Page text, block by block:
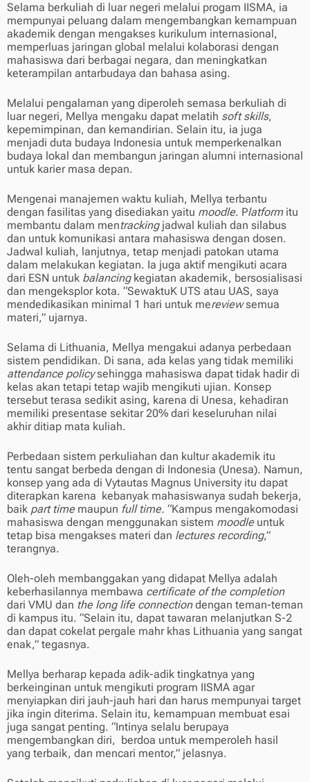
Selama berkuliah di luar negeri melalui progam IISMA, ia
mempunyai peluang dalam mengembangkan kemampuan
akademik dengan mengakses kurikulum internasional,
memperluas jaringan global melalui kolaborasi dengan
mahasiswa dari berbagai negara, dan meningkatkan
keterampilan antarbudaya dan bahasa asing.
Melalui pengalaman yang diperoleh semasa berkuliah di
luar negeri, Mellya mengaku dapat melatih soft skills,
kepemimpinan, dan kemandirian. Selain itu, ia juga
menjadi duta budaya Indonesia untuk memperkenalkan
budaya lokal dan membangun jaringan alumni internasional
untuk karier masa depan.
Mengenai manajemen waktu kuliah, Mellya terbantu
dengan fasilitas yang disediakan yaitu moodle. Platform itu
membantu dalam mentrackingjadwal kuliah dan silabus
dan untuk komunikasi antara mahasiswa dengan dosen.
Jadwal kuliah, lanjutnya, tetap menjadi patokan utama
dalam melakukan kegiatan. Ia juga aktif mengikuti acara
dari ESN untuk balancingkegiatan akademik, bersosialisasi
dan mengeksplor kota. “SewaktuK UTS atau UAS, saya
mendedikasikan minimal 1 hari untuk mereviewsemua
materi,” ujarnya.
Selama di Lithuania, Mellya mengakui adanya perbedaan
sistem pendidikan. Di sana, ada kelas yang tidak memiliki
attendance policysehingga mahasiswa dapat tidak hadir di
kelas akan tetapi tetap wajib mengikuti ujian. Konsep
tersebut terasa sedikit asing, karena di Unesa, kehadiran
memiliki presentase sekitar 20% dari keseluruhan nilai
akhir ditiap mata kuliah.
Perbedaan sistem perkuliahan dan kultur akademik itu
tentu sangat berbeda dengan di Indonesia (Unesa). Namun,
konsep yang ada di Vytautas Magnus University itu dapat
diterapkan karena kebanyak mahasiswanya sudah bekerja,
baik part time maupun full time. “Kampus mengakomodasi
mahasiswa dengan menggunakan sistem moodle untuk
tetap bisa mengakses materi dan lectures recording,”
terangnya.
Oleh-oleh membanggakan yang didapat Mellya adalah
keberhasilannya membawa certificate of the completion
dari VMU dan the long life connectiondengan teman-teman
di kampus itu. “Selain itu, dapat tawaran melanjutkan S-2
dan dapat cokelat pergale mahr khas Lithuania yang sangat
enak,” tegasnya.
Mellya berharap kepada adik-adik tingkatnya yang
berkeinginan untuk mengikuti program IISMA agar
menyiapkan diri jauh-jauh hari dan harus mempunyai target
jika ingin diterima. Selain itu, kemampuan membuat esai
juga sangat penting. “Intinya selalu berupaya
mengembangkan diri, berdoa untuk memperoleh hasil
yang terbaik, dan mencari mentor,” jelasnya.